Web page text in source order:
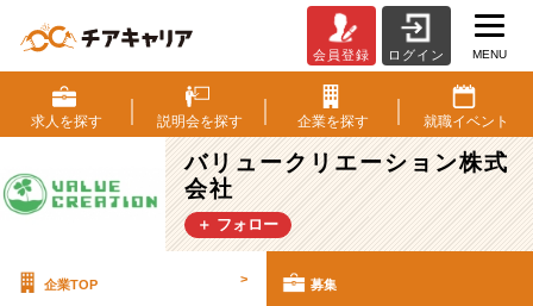
リ
ュ
ー
ク
リ
エ
ー
会員登録 ログイン MENU
求人を探す 説明会を探す 企業を探す 就職イベント
バリュークリエーション株式
会社
＋ フォロー
企業TOP > 募集